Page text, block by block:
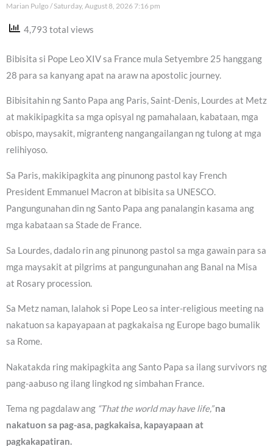
Marian Pulgo Saturday, August 8, 2026 7:16 pm
4,793 total views
Bibisita si Pope Leo XIV sa France mula Setyembre 25 hanggang
28 para sa kanyang apat na araw na apostolic journey.
Bibisitahin ng Santo Papa ang Paris, Saint-Denis, Lourdes at Metz
at makikipagkita sa mga opisyal ng pamahalaan, kabataan, mga
obispo, maysakit, migranteng nangangailangan ng tulong at mga
relihiyoso.
Sa Paris, makikipagkita ang pinunong pastol kay French
President Emmanuel Macron at bibisita sa UNESCO.
Pangungunahan din ng Santo Papa ang panalangin kasama ang
mga kabataan sa Stade de France.
Sa Lourdes, dadalo rin ang pinunong pastol sa mga gawain para sa
mga maysakit at pilgrims at pangungunahan ang Banal na Misa
at Rosary procession.
Sa Metz naman, lalahok si Pope Leo sa inter-religious meeting na
nakatuon sa kapayapaan at pagkakaisa ng Europe bago bumalik
sa Rome.
Nakatakda ring makipagkita ang Santo Papa sa ilang survivors ng
pang-aabuso ng ilang lingkod ng simbahan France.
Tema ng pagdalaw ang “That the world may have life,”na
nakatuon sa pag-asa, pagkakaisa, kapayapaan at
pagkakapatiran.